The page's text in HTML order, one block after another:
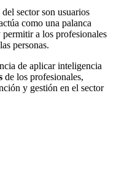
sector son usuarios
como una palanca
a los profesionales
personas.
de aplicar inteligencia
de los profesionales,
y gestión en el sector